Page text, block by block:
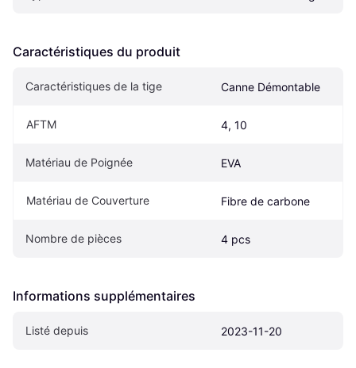
Caractéristiques du produit
Caractéristiques de la tige Canne Démontable
AFTM 4, 10
Matériau de Poignée EVA
Matériau de Couverture Fibre de carbone
Nombre de pièces 4 pcs
Informations supplémentaires
Listé depuis 2023-11-20